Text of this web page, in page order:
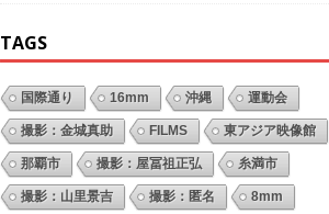
TAGS
国際通り 16mm 沖縄 運動会
撮影：金城真助 FILMS 東アジア映像館
那覇市 撮影：屋冨祖正弘 糸満市
撮影：山里景吉 撮影：匿名 8mm